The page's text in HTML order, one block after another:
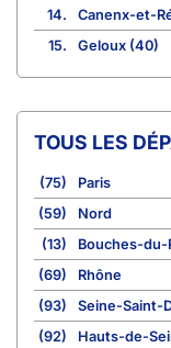
14.
Canenx-et-
15.
Geloux (40)
TOUS LES
(75)
Paris
(59)
Nord
(13)
Bouches-du-
(69)
Rhône
(93)
Seine-Saint-
(92)
Hauts-de-